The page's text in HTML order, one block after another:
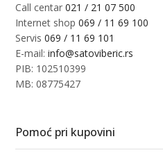
Call centar021 / 21 07 500
Internet shop069 / 11 69 100
Servis069 / 11 69 101
E-mail:info@satoviberic.rs
PIB: 102510399
MB: 08775427
Pomoć pri kupovini